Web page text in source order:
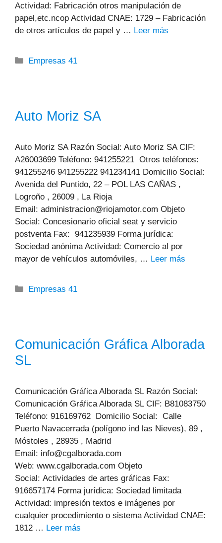
Actividad: Fabricación otros manipulación de
papel,etc.ncop Actividad CNAE: 1729 – Fabricación
de otros artículos de papel y … Leer más
Categorías
Empresas 41
Auto Moriz SA
Auto Moriz SA Razón Social: Auto Moriz SA CIF:
A26003699 Teléfono: 941255221 Otros teléfonos:
941255246 941255222 941234141 Domicilio Social:
Avenida del Puntido, 22 – POL LAS CAÑAS ,
Logroño , 26009 , La Rioja
Email: administracion@riojamotor.com Objeto
Social: Concesionario oficial seat y servicio
postventa Fax: 941235939 Forma jurídica:
Sociedad anónima Actividad: Comercio al por
mayor de vehículos automóviles, … Leer más
Categorías
Empresas 41
Comunicación Gráfica Alborada
SL
Comunicación Gráfica Alborada SL Razón Social:
Comunicación Gráfica Alborada SL CIF: B81083750
Teléfono: 916169762 Domicilio Social: Calle
Puerto Navacerrada (polígono ind las Nieves), 89 ,
Móstoles , 28935 , Madrid
Email: info@cgalborada.com
Web: www.cgalborada.com Objeto
Social: Actividades de artes gráficas Fax:
916657174 Forma jurídica: Sociedad limitada
Actividad: impresión textos e imágenes por
cualquier procedimiento o sistema Actividad CNAE:
1812 … Leer más